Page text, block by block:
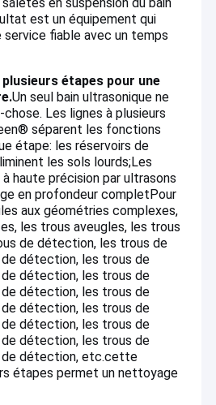
en suspension du bain
est un équipement qui
fiable avec un temps
étapes pour une
Un seul bain ultrasonique ne
Les lignes à plusieurs
séparent les fonctions
étape: les réservoirs de
les sols lourds;Les
haute précision par ultrasons
en profondeur completPour
aux géométries complexes,
les trous aveugles, les trous
de détection, les trous de
détection, les trous de
détection, les trous de
détection, les trous de
détection, les trous de
détection, les trous de
détection, les trous de
détection, etc.cette
étapes permet un nettoyage